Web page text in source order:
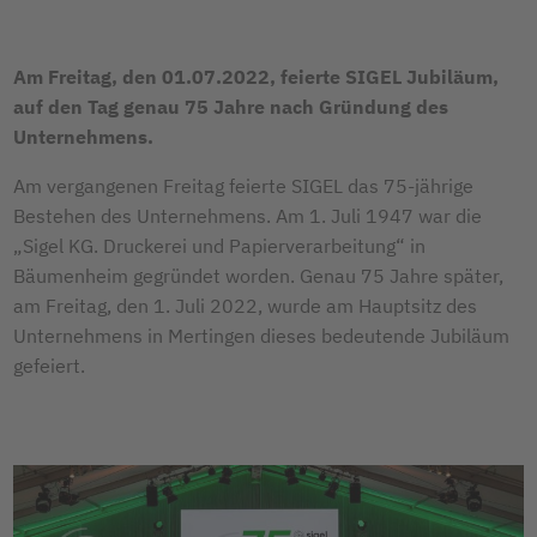
Am Freitag, den 01.07.2022, feierte SIGEL Jubiläum,
auf den Tag genau 75 Jahre nach Gründung des
Unternehmens.
Am vergangenen Freitag feierte SIGEL das 75-jährige
Bestehen des Unternehmens. Am 1. Juli 1947 war die
„Sigel KG. Druckerei und Papierverarbeitung“ in
Bäumenheim gegründet worden. Genau 75 Jahre später,
am Freitag, den 1. Juli 2022, wurde am Hauptsitz des
Unternehmens in Mertingen dieses bedeutende Jubiläum
gefeiert.